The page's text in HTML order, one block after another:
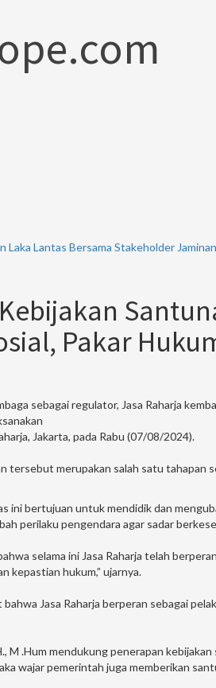
Lantas Bersama Stakeholder
Pakar
sebagai regulator, Jasa Raharja
Jakarta, pada Rabu (07/08/2024).
tersebut merupakan salah satu
bertujuan untuk mendidik dan
perilaku pengendara agar sadar
selama ini Jasa Raharja telah
kepastian hukum,” ujarnya.
Jasa Raharja berperan sebagai
M .Hum mendukung penerapan
wajar pemerintah juga memberikan